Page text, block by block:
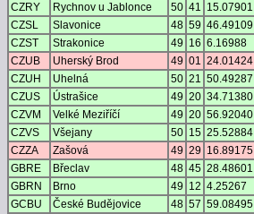
CZRY
Rychnov u Jablonce 50 41 15.07901
CZSL
Slavonice 48 59 46.49109
CZST
Strakonice 49 16 6.16988
CZUB
Uherský Brod 49 01 24.01424
CZUH
Uhelná 50 21 50.49287
CZUS
Ústrašice 49 20 34.71380
CZVM
Velké Meziříčí 49 20 56.92040
CZVS
Všejany 50 15 25.52884
CZZA
Zašová 49 29 16.89175
GBRE
Břeclav 48 45 28.48601
GBRN
Brno 49 12 4.25267
GCBU
České Budějovice 48 57 59.08495